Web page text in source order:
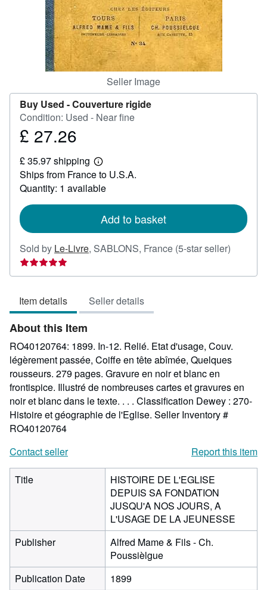
Seller Image
Buy Used -Couverture rigide
Condition: Used - Near fine
Price
27.26
£ 27.26
£ 35.97 shipping
Learn
more
about
shipping
Ships from France to U.S.A.
Quantity: 1 available
Add to basket
Sold by Le-Livre, SABLONS, France (5-star seller)
5
Item details Seller details
About this Item
RO40120764: 1899. In-12. Relié. Etat d'usage, Couv.
légèrement passée, Coiffe en tête abîmée, Quelques
rousseurs. 279 pages. Gravure en noir et blanc en
frontispice. Illustré de nombreuses cartes et gravures en
noir et blanc dans le texte. . . . Classification Dewey : 270-
Histoire et géographie de l'Eglise. Seller Inventory #
RO40120764
Contact seller
Report this item
Title
HISTOIRE DE L'EGLISE
DEPUIS SA FONDATION
JUSQU'A NOS JOURS, A
L'USAGE DE LA JEUNESSE
Publisher
Alfred Mame & Fils - Ch.
Poussièlgue
Publication Date
1899